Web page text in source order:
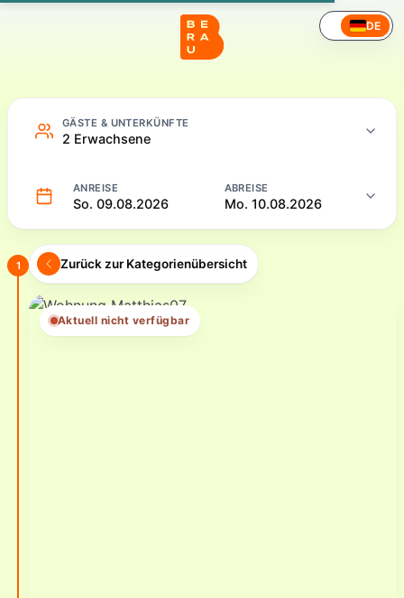
DE
GÄSTE & UNTERKÜNFTE
2 Erwachsene
ANREISE
So. 09.08.2026
ABREISE
Mo. 10.08.2026
1 Zurück zur Kategorienübersicht
Aktuell nicht verfügbar